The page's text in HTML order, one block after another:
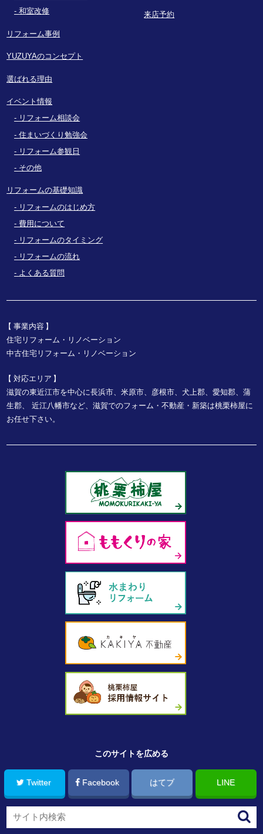
和室改修
リフォーム事例
YUZUYAのコンセプト
選ばれる理由
イベント情報
リフォーム相談会
住まいづくり勉強会
リフォーム参観日
その他
リフォームの基礎知識
リフォームのはじめ方
費用について
リフォームのタイミング
リフォームの流れ
よくある質問
来店予約
事業内容
住宅リフォーム・リノベーション
中古住宅リフォーム・リノベーション
対応エリア
滋賀の東近江市を中心に長浜市、米原市、彦根市、犬上郡、愛知郡、蒲
生郡、
近江八幡市など、滋賀でのフォーム・不動産・新築は桃栗柿屋に
お任せ下さい。
このサイトを広める
Twitter Facebook はてブ LINE